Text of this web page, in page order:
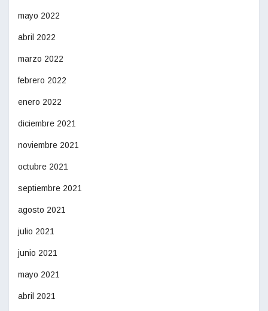
mayo 2022
abril 2022
marzo 2022
febrero 2022
enero 2022
diciembre 2021
noviembre 2021
octubre 2021
septiembre 2021
agosto 2021
julio 2021
junio 2021
mayo 2021
abril 2021